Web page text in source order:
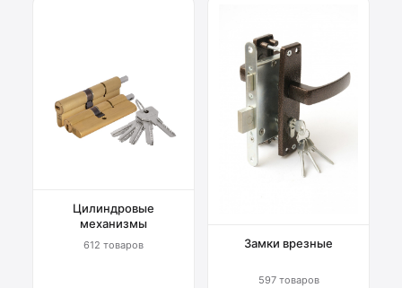
Цилиндровые
механизмы
612 товаров Замки врезные
597 товаров